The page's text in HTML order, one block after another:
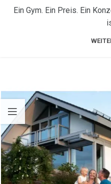
Ein Gym. Ein Preis. Ein